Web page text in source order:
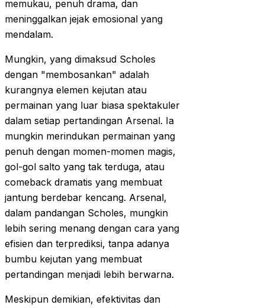
memukau, penuh drama, dan
meninggalkan jejak emosional yang
mendalam.
Mungkin, yang dimaksud Scholes
dengan "membosankan" adalah
kurangnya elemen kejutan atau
permainan yang luar biasa spektakuler
dalam setiap pertandingan Arsenal. Ia
mungkin merindukan permainan yang
penuh dengan momen-momen magis,
gol-gol salto yang tak terduga, atau
comeback dramatis yang membuat
jantung berdebar kencang. Arsenal,
dalam pandangan Scholes, mungkin
lebih sering menang dengan cara yang
efisien dan terprediksi, tanpa adanya
bumbu kejutan yang membuat
pertandingan menjadi lebih berwarna.
Meskipun demikian, efektivitas dan